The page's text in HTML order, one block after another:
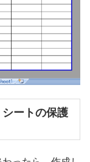
ートの保護